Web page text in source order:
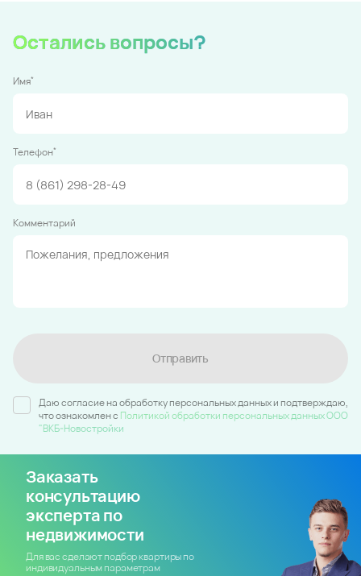
Остались вопросы?
Имя*
Телефон*
Комментарий
Отправить
Даю согласие на обработку персональных данных и подтверждаю,
что ознакомлен c Политикой обработки персональных данных ООО
"ВКБ-Новостройки
Заказать
консультацию
эксперта по
недвижимости
Для вас сделают подбор квартиры по
индивидуальным параметрам